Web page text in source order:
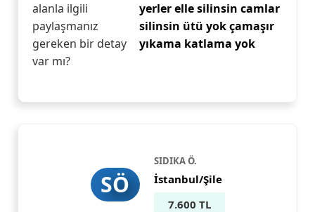
alanla ilgili
paylaşmanız
gereken bir detay
var mı?
yerler elle silinsin camlar
silinsin ütü yok çamaşır
yıkama katlama yok
SÖ
SIDIKA Ö.
İstanbul/Şile
7.600 TL